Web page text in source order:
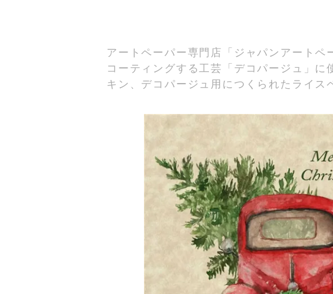
アートペーパー専門店「ジャパンアート
コーティングする工芸「デコパージュ」
キン、デコパージュ用につくられたライ